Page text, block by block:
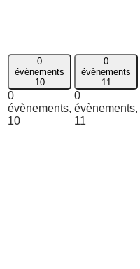
0
évènements
10
0
évènements,
10
0
évènements
11
0
évènements,
11